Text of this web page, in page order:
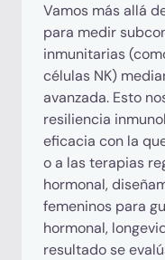
Vamos más allá
para medir
inmunitarias
células NK)
avanzada. Esto
resiliencia
eficacia con la
o a las terapias
hormonal,
femeninos para
hormonal,
resultado se